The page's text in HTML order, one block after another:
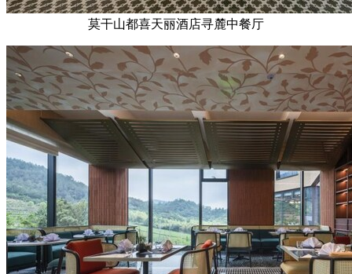
莫干山都喜天丽酒店寻麓中餐厅